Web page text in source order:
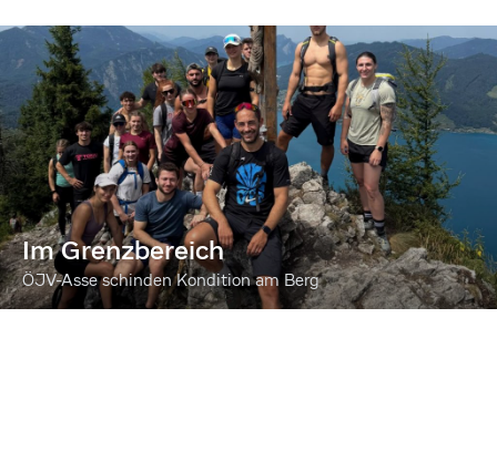
Im Grenzbereich
ÖJV-Asse schinden Kondition am Berg